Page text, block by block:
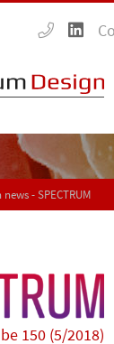
- SPECTRUM
150 (5/2018)